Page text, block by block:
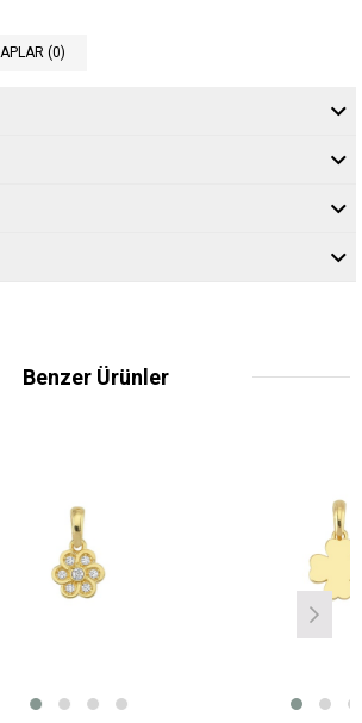
(0)
Benzer Ürünler